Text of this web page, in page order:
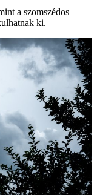
a szomszédos
ki.